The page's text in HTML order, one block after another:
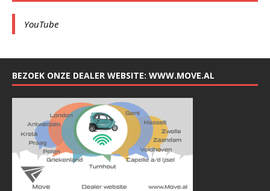
YouTube
BEZOEK ONZE DEALER WEBSITE: WWW.MOVE.AL